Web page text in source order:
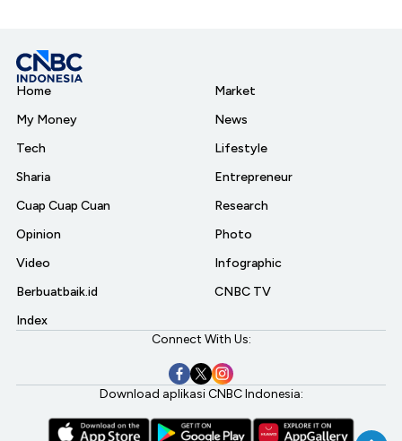
Home
My Money
Tech
Sharia
Cuap Cuap Cuan
Opinion
Video
Berbuatbaik.id
Index
Market
News
Lifestyle
Entrepreneur
Research
Photo
Infographic
CNBC TV
Connect With Us:
Download aplikasi CNBC Indonesia: